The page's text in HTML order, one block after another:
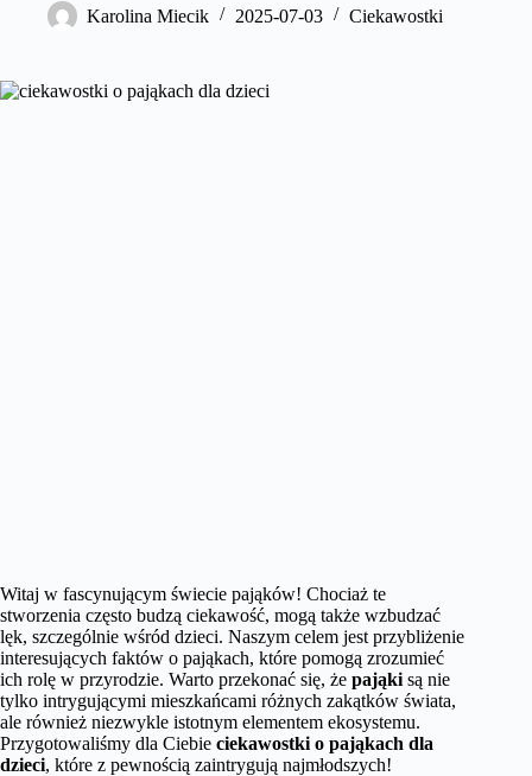
Karolina Miecik 2025-07-03 Ciekawostki
Witaj w fascynującym świecie pająków! Chociaż te
stworzenia często budzą ciekawość, mogą także wzbudzać
lęk, szczególnie wśród dzieci. Naszym celem jest przybliżenie
interesujących faktów o pająkach, które pomogą zrozumieć
ich rolę w przyrodzie. Warto przekonać się, że pająki są nie
tylko intrygującymi mieszkańcami różnych zakątków świata,
ale również niezwykle istotnym elementem ekosystemu.
Przygotowaliśmy dla Ciebie ciekawostki o pająkach dla
dzieci, które z pewnością zaintrygują najmłodszych!